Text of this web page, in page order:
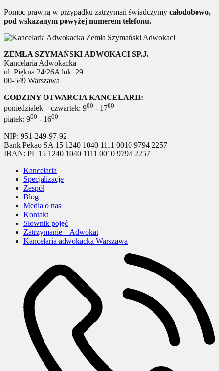
Pomoc prawną w przypadku zatrzymań świadczymy całodobowo,
pod wskazanym powyżej numerem telefonu.
ZEMŁA SZYMAŃSKI ADWOKACI SP.J.
Kancelaria Adwokacka
ul. Piękna 24/26A lok. 29
00-549 Warszawa
GODZINY OTWARCIA KANCELARII:
poniedziałek – czwartek: 900 - 1700
piątek: 900 - 1600
NIP: 951-249-97-92
Bank Pekao SA 15 1240 1040 1111 0010 9794 2257
IBAN: PL 15 1240 1040 1111 0010 9794 2257
Kancelaria
Specjalizacje
Zespół
Blog
Media o nas
Kontakt
Słownik pojęć
Zatrzymanie – Adwokat
Kancelaria adwokacka Warszawa